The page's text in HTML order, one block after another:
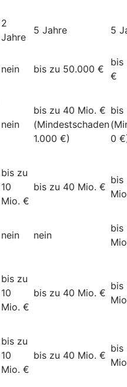
2
Jahre
5 Jahre 5
nein bis zu 50.000 €
bis
€
nein
bis zu 40 Mio. €
(Mindestschaden
1.000 €)
bis
0
bis zu
10
Mio. €
bis zu 40 Mio. €
bis
nein nein
bis
bis zu
10
Mio. €
bis zu 40 Mio. €
bis
bis zu
10
Mio. €
bis zu 40 Mio. €
bis